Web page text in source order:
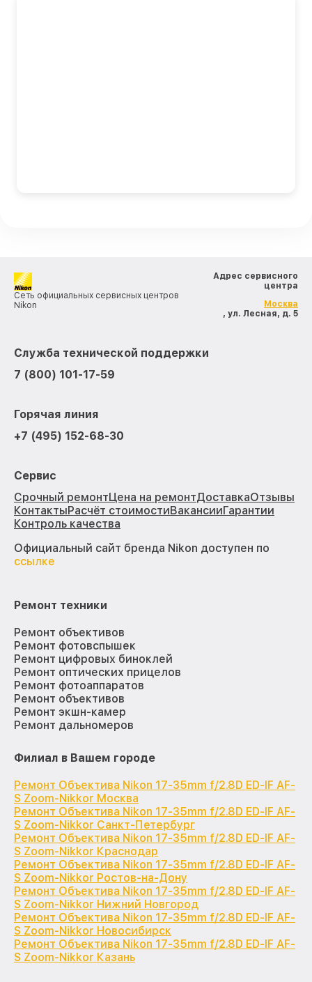
Сеть официальных сервисных центров
Nikon
Адрес сервисного
центра
Москва
, ул. Лесная, д. 5
Служба технической поддержки
7 (800) 101-17-59
Горячая линия
+7 (495) 152-68-30
Сервис
Срочный ремонтЦена на ремонтДоставкаОтзывы
КонтактыРасчёт стоимостиВакансииГарантии
Контроль качества
Официальный сайт бренда Nikon доступен по
ссылке
Ремонт техники
Ремонт объективов
Ремонт фотовспышек
Ремонт цифровых биноклей
Ремонт оптических прицелов
Ремонт фотоаппаратов
Ремонт объективов
Ремонт экшн-камер
Ремонт дальномеров
Филиал в Вашем городе
Ремонт Объектива Nikon 17-35mm f/2.8D ED-IF AF-
S Zoom-Nikkor Москва
Ремонт Объектива Nikon 17-35mm f/2.8D ED-IF AF-
S Zoom-Nikkor Санкт-Петербург
Ремонт Объектива Nikon 17-35mm f/2.8D ED-IF AF-
S Zoom-Nikkor Краснодар
Ремонт Объектива Nikon 17-35mm f/2.8D ED-IF AF-
S Zoom-Nikkor Ростов-на-Дону
Ремонт Объектива Nikon 17-35mm f/2.8D ED-IF AF-
S Zoom-Nikkor Нижний Новгород
Ремонт Объектива Nikon 17-35mm f/2.8D ED-IF AF-
S Zoom-Nikkor Новосибирск
Ремонт Объектива Nikon 17-35mm f/2.8D ED-IF AF-
S Zoom-Nikkor Казань